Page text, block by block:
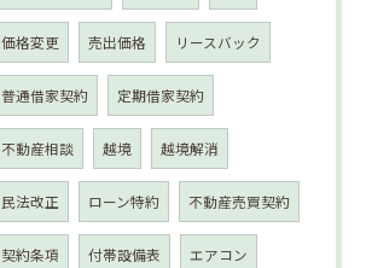
価格変更 売出価格 リースバック
普通借家契約 定期借家契約
不動産相談 越境 越境解消
民法改正 ローン特約 不動産売買契約
契約条項 付帯設備表 エアコン